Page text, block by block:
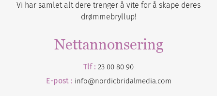
Vi har samlet alt dere trenger å vite for å skape deres
drømmebryllup!
Nettannonsering
Tlf : 23 00 80 90
E-post : info@nordicbridalmedia.com